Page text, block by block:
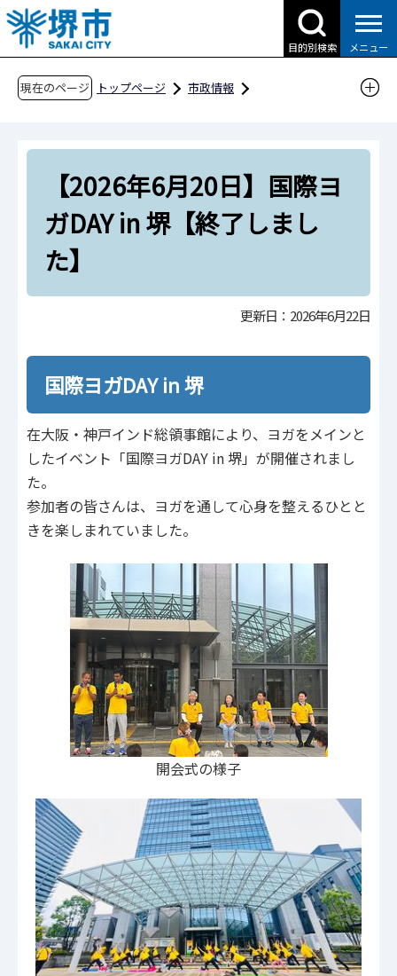
こ
の
ペ
目的別検索 メニュー
現在のページ トップページ
市政情報
【2026年6月20日】国際ヨガDAY in 堺【終了し
ました】
【2026年6月20日】国際ヨ
ガDAY in 堺【終了しまし
た】
更新日：2026年6月22日
国際ヨガDAY in 堺
在大阪・神戸インド総領事館により、ヨガをメインと
したイベント「国際ヨガDAY in 堺」が開催されまし
た。
参加者の皆さんは、ヨガを通して心身を整えるひとと
きを楽しまれていました。
開会式の様子